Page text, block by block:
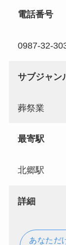
電話番号
0987-32-
サブジャン
葬祭業
最寄駅
北郷駅
詳細
あなただ